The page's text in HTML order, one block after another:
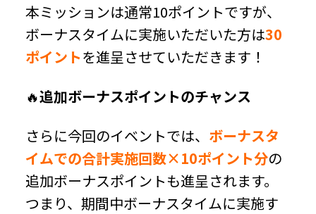
本ミッションは通常10ポイントですが、
ボーナスタイムに実施いただいた方は30
ポイントを進呈させていただきます！
🔥追加ボーナスポイントのチャンス
さらに今回のイベントでは、 ボーナスタ
イムでの合計実施回数×10ポイント分の
追加ボーナスポイントも進呈されます。
つまり、期間中ボーナスタイムに実施す